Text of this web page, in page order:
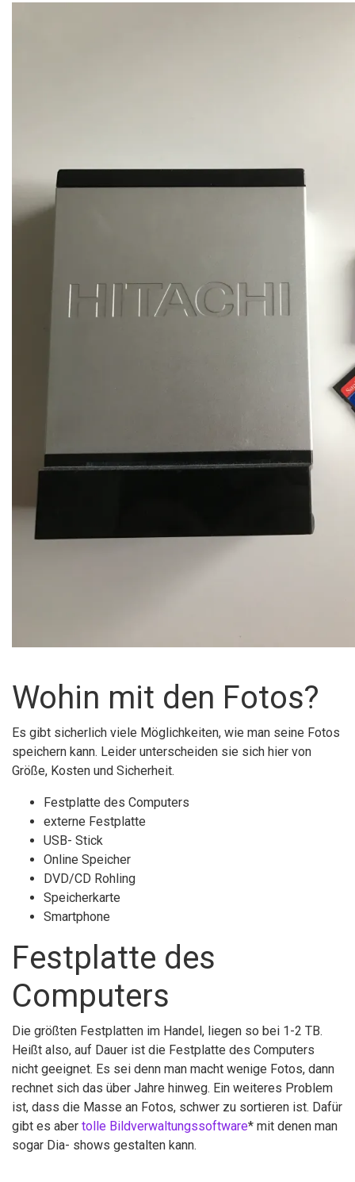
Wohin mit den Fotos?
Es gibt sicherlich viele Möglichkeiten, wie man seine Fotos
speichern kann. Leider unterscheiden sie sich hier von
Größe, Kosten und Sicherheit.
Festplatte des Computers
externe Festplatte
USB- Stick
Online Speicher
DVD/CD Rohling
Speicherkarte
Smartphone
Festplatte des
Computers
Die größten Festplatten im Handel, liegen so bei 1-2 TB.
Heißt also, auf Dauer ist die Festplatte des Computers
nicht geeignet. Es sei denn man macht wenige Fotos, dann
rechnet sich das über Jahre hinweg. Ein weiteres Problem
ist, dass die Masse an Fotos, schwer zu sortieren ist. Dafür
gibt es aber tolle Bildverwaltungssoftware* mit denen man
sogar Dia- shows gestalten kann.